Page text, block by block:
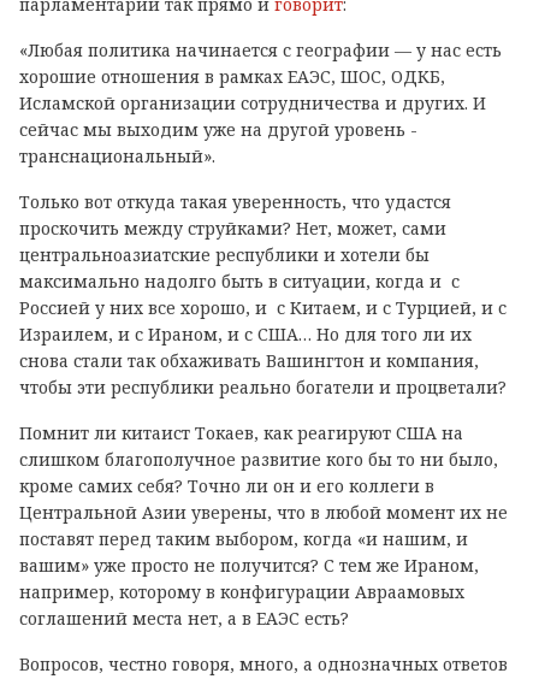
«Любая политика начинается с географии — у нас есть
хорошие отношения в рамках ЕАЭС, ШОС, ОДКБ,
Исламской организации сотрудничества и других. И
сейчас мы выходим уже на другой уровень -
транснациональный».
Только вот откуда такая уверенность, что удастся
проскочить между струйками? Нет, может, сами
центральноазиатские республики и хотели бы
максимально надолго быть в ситуации, когда и с
Россией у них все хорошо, и с Китаем, и с Турцией, и с
Израилем, и с Ираном, и с США… Но для того ли их
снова стали так обхаживать Вашингтон и компания,
чтобы эти республики реально богатели и процветали?
Помнит ли китаист Токаев, как реагируют США на
слишком благополучное развитие кого бы то ни было,
кроме самих себя? Точно ли он и его коллеги в
Центральной Азии уверены, что в любой момент их не
поставят перед таким выбором, когда «и нашим, и
вашим» уже просто не получится? С тем же Ираном,
например, которому в конфигурации Авраамовых
соглашений места нет, а в ЕАЭС есть?
Вопросов, честно говоря, много, а однозначных ответов